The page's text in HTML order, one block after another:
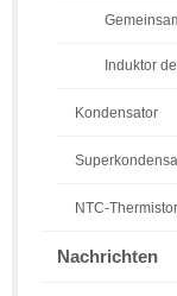
Induktor
Kondensator
NTC-Thermistor
Nachrichten